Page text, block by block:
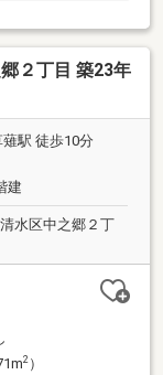
２丁目 築23年
駅 徒歩10分
建
水区中之郷２丁
2）